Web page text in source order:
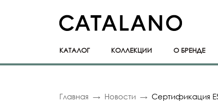
КАТАЛОГ КОЛЛЕКЦИИ О БРЕНДЕ
Главная Новости Сертификация